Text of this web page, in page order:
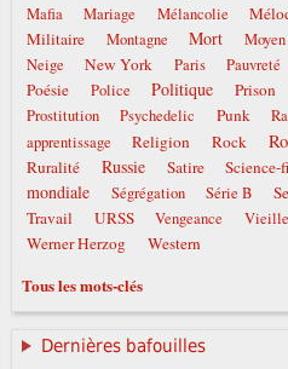
Mafia
Mariage Mélancolie
Militaire
Montagne Mort
Neige
New York Paris Pauvreté
Poésie
Police Politique Prison
Prostitution
Psychedelic Punk
apprentissage
Religion Rock
Ruralité Russie Satire Science-
mondiale
Ségrégation Série B
Travail URSS Vengeance
Werner Herzog Western
Tous les mots-clés
Dernières bafouilles